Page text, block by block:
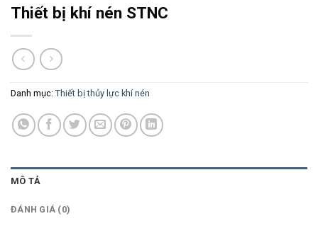
Thiết bị khí nén STNC
Danh mục: Thiết bị thủy lực khí nén
MÔ TẢ
ĐÁNH GIÁ (0)